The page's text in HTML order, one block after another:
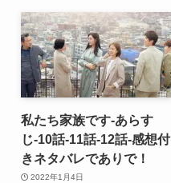
私たち家族です-あらす
じ-10話-11話-12話-感想付
きネタバレでありで！
2022年1月4日